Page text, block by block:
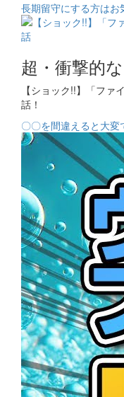
長期留守にする方はお
超・衝撃的
【ショック!!】「ファ
話！
〇〇を間違えると大変